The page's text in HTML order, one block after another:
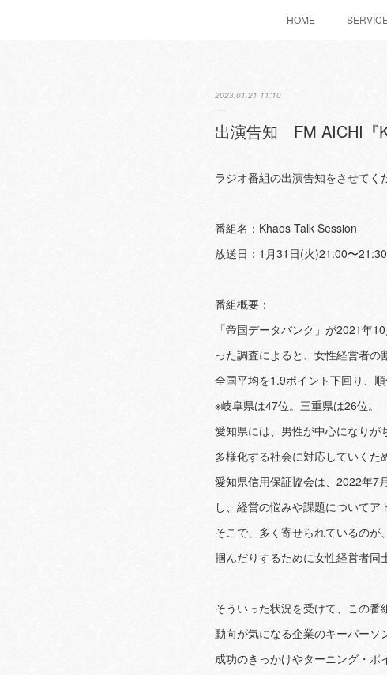
HOME
2023.01.21 11:10
出演告知 FM AICHI『
ラジオ番組の出演告知をさせてく
番組名：Khaos Talk Session
放送日：1月31日(火)21:00〜21:30
番組概要：
「帝国データバンク」が2021年
った調査によると、女性経営者の
全国平均を1.9ポイント下回り、
※岐阜県は47位。三重県は26位。
愛知県には、男性が中心になりが
多様化する社会に対応していくた
愛知県信用保証協会は、2022年7
し、経営の悩みや課題についてア
そこで、多く寄せられているの
掴んだりするために女性経営者同
そういった状況を受けて、この
動向が気になる企業のキーパーソ
成功のきっかけやターニング・ポ